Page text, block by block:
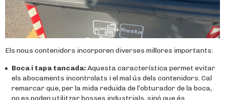
Els nous contenidors incorporen diverses millores importants:
Boca i tapa tancada:Aquesta característica permet evitar
els abocaments incontrolats i el mal ús dels contenidors. Cal
remarcar que, per la mida reduïda de l’obturador de la boca,
no es poden utilitzar bosses industrials, sinó que és